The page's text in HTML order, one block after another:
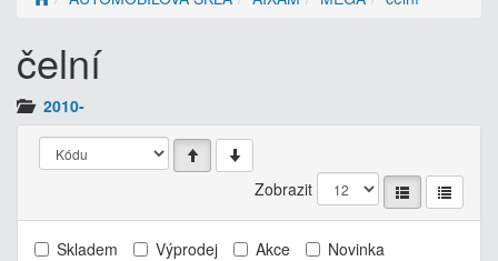
čelní
2010-
Zobrazit
Skladem Výprodej Akce
Novinka